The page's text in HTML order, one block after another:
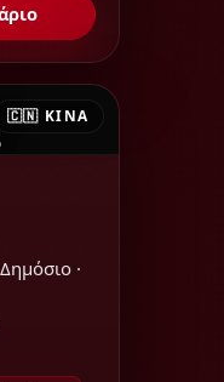
🇨🇳 ΚΊΝΑ
·